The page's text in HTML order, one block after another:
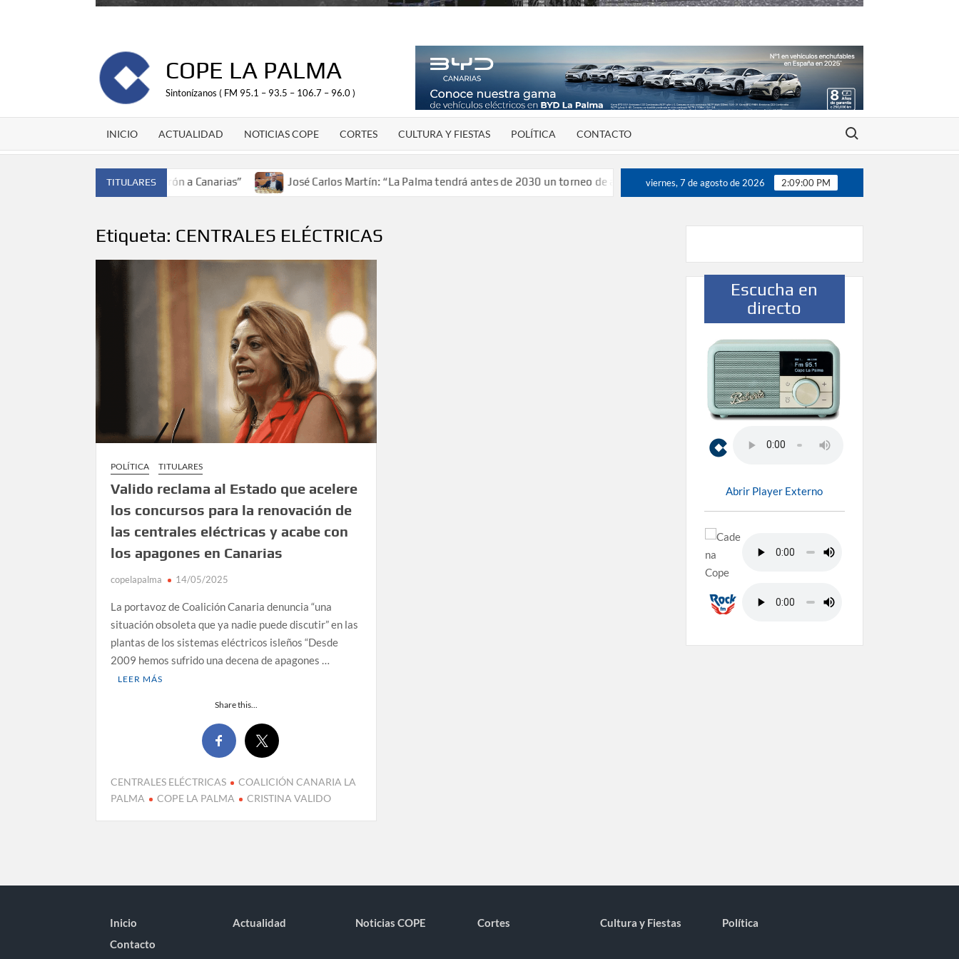
COPE LA PALMA
Sintonízanos ( FM 95.1 – 93.5 – 106.7 – 96.0 )
INICIO ACTUALIDAD NOTICIAS COPE CORTES CULTURA Y FIESTAS POLÍTICA CONTACTO
Buscar:
TITULARES
España y traer el cinturón a Canarias” José Carlos Martín: “La Palma tendrá antes de 2030 un torneo de ajedrez con 200 jugadores” Víctor González destaca el papel del
viernes, 7 de agosto de 2026 2:09:00 PM
Etiqueta: CENTRALES ELÉCTRICAS
POLÍTICA TITULARES
Valido reclama al Estado que acelere
los concursos para la renovación de
las centrales eléctricas y acabe con
los apagones en Canarias
copelapalma 14/05/2025
La portavoz de Coalición Canaria denuncia “una
situación obsoleta que ya nadie puede discutir” en las
plantas de los sistemas eléctricos isleños “Desde
2009 hemos sufrido una decena de apagones …
LEER MÁS
Share this...
CENTRALES ELÉCTRICAS
COALICIÓN CANARIA LA
PALMA
COPE LA PALMA CRISTINA VALIDO
Escucha en
directo
Abrir Player Externo
Inicio Actualidad Noticias COPE Cortes Cultura y Fiestas
Política
Contacto